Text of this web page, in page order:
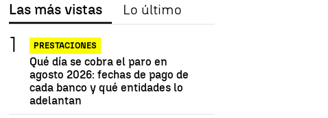
Las más vistas Lo último
PRESTACIONES
Qué día se cobra el paro en
agosto 2026: fechas de pago de
cada banco y qué entidades lo
adelantan